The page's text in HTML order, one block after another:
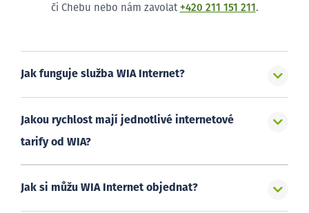
či Chebu nebo nám zavolat +420 211 151 211 .
Jak funguje služba WIA Internet?
Jakou rychlost mají jednotlivé internetové
tarify od WIA?
Jak si můžu WIA Internet objednat?